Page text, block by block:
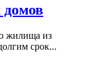
жилища из
срок...